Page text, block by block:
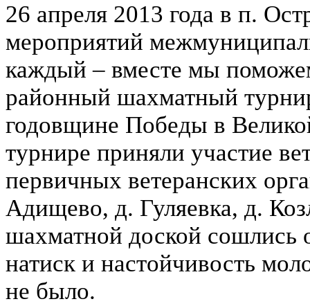
26 апреля 2013 года в п.
мероприятий
каждый – вместе мы
районный шахматный
годовщине Победы в
турнире приняли участие
первичных ветеранских
Адищево, д. Гуляевка, д.
шахматной доской сошлись
натиск и настойчивость
не было.